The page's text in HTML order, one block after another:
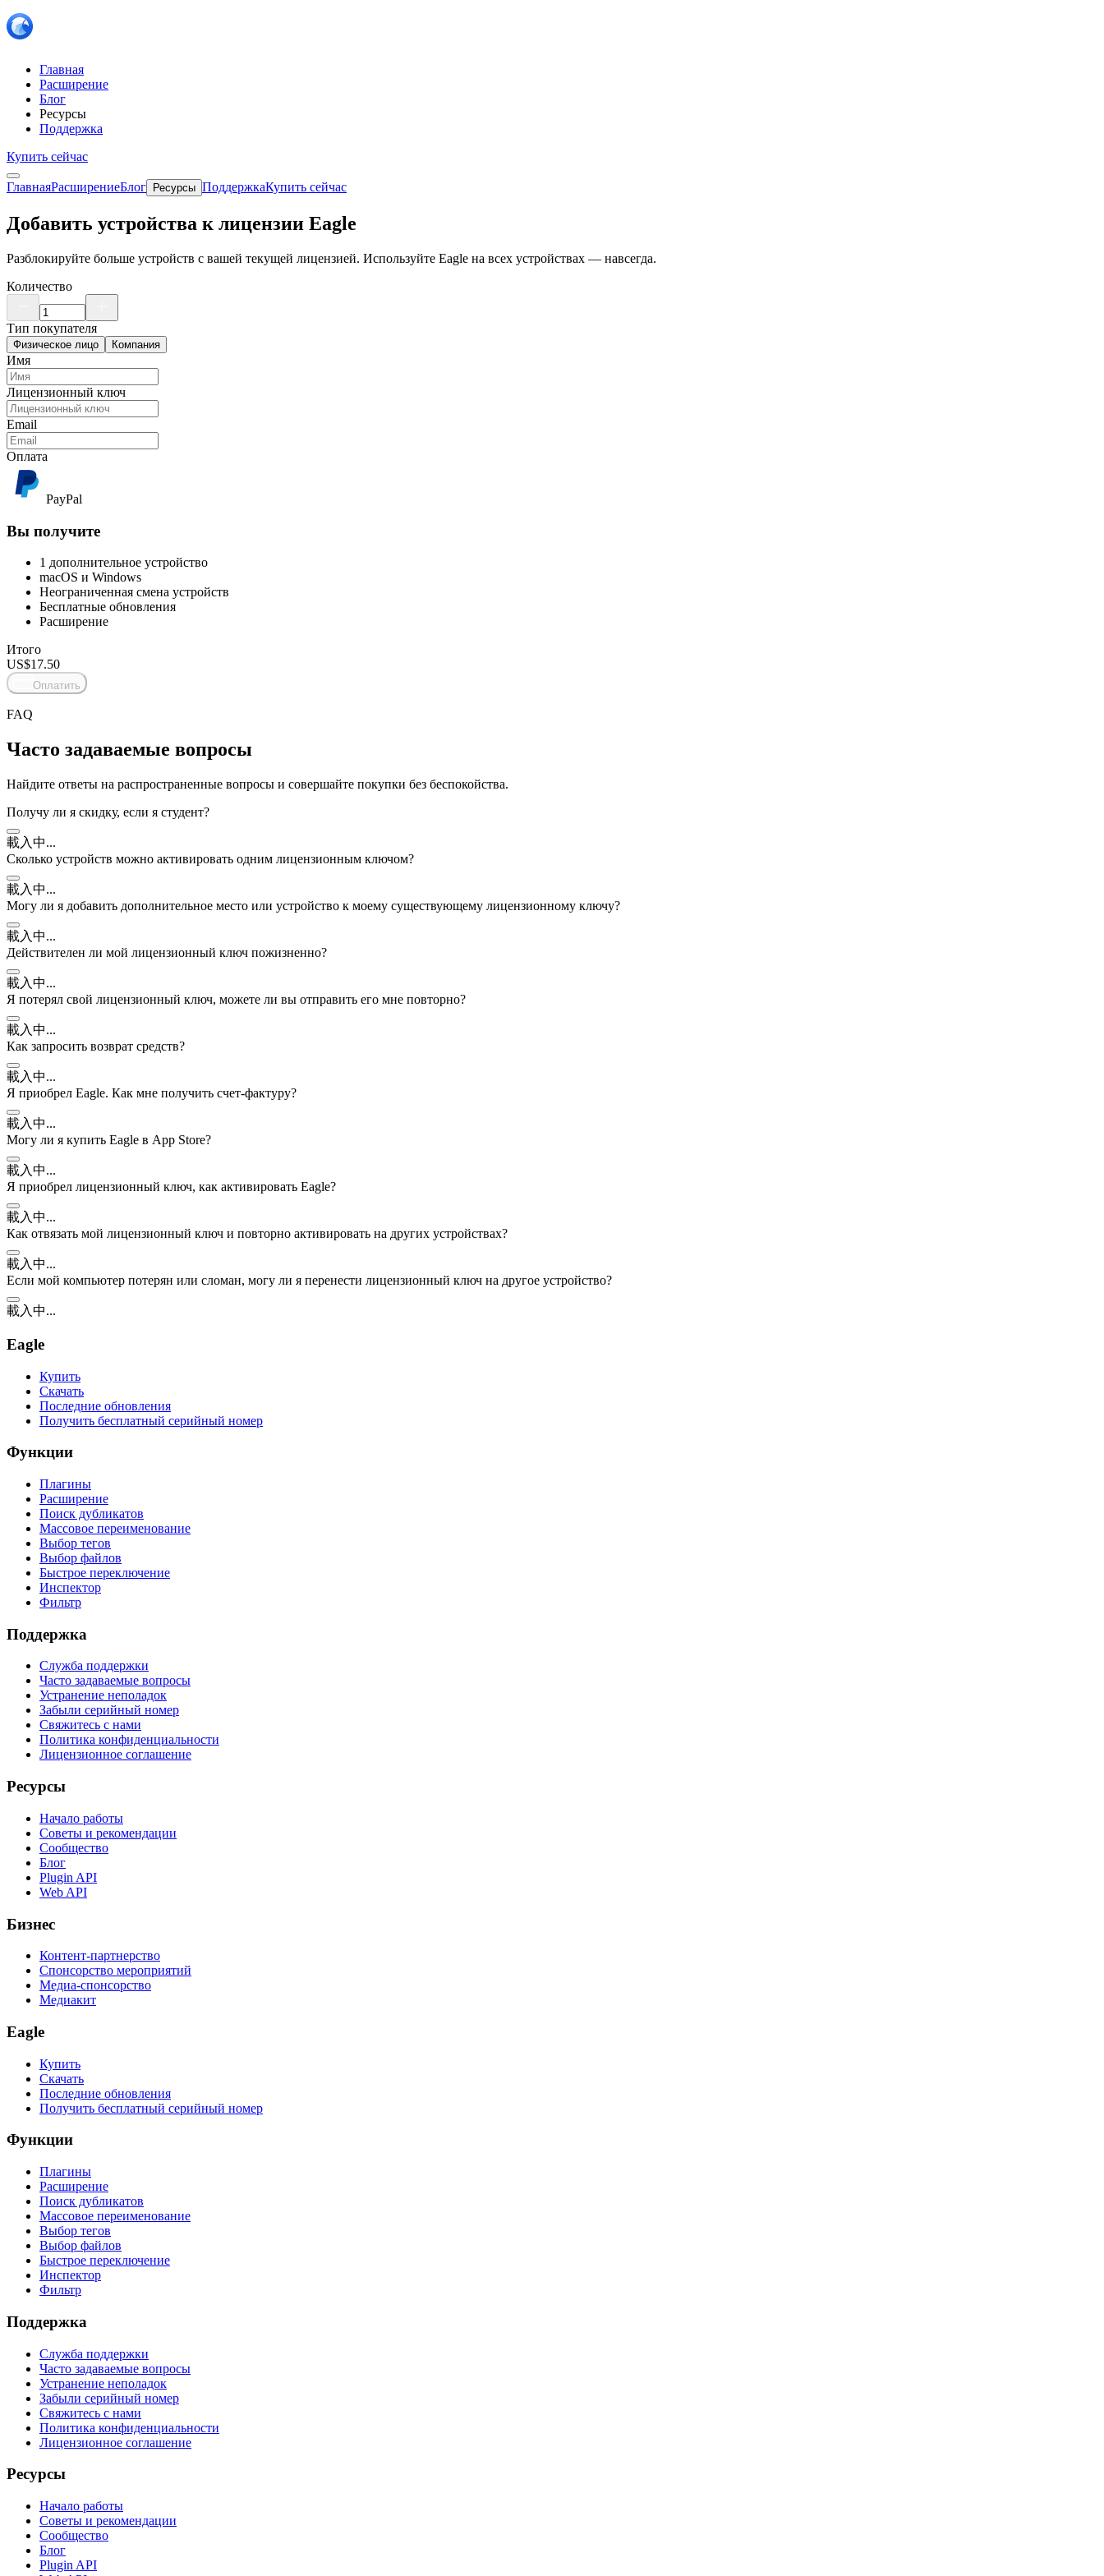
Главная
Расширение
Блог
Ресурсы
Поддержка
Купить сейчас
ГлавнаяРасширениеБлог Ресурсы ПоддержкаКупить сейчас
Добавить устройства к лицензии Eagle
Разблокируйте больше устройств с вашей текущей лицензией. Используйте Eagle на всех устройствах — навсегда.
Количество
Тип покупателя
Физическое лицо Компания
Имя
Лицензионный ключ
Email
Оплата
PayPal
Вы получите
1 дополнительное устройство
macOS и Windows
Неограниченная смена устройств
Бесплатные обновления
Расширение
Итого
US$17.50
Оплатить
FAQ
Часто задаваемые вопросы
Найдите ответы на распространенные вопросы и совершайте покупки без беспокойства.
Получу ли я скидку, если я студент?
載入中...
Сколько устройств можно активировать одним лицензионным ключом?
載入中...
Могу ли я добавить дополнительное место или устройство к моему существующему лицензионному ключу?
載入中...
Действителен ли мой лицензионный ключ пожизненно?
載入中...
Я потерял свой лицензионный ключ, можете ли вы отправить его мне повторно?
載入中...
Как запросить возврат средств?
載入中...
Я приобрел Eagle. Как мне получить счет-фактуру?
載入中...
Могу ли я купить Eagle в App Store?
載入中...
Я приобрел лицензионный ключ, как активировать Eagle?
載入中...
Как отвязать мой лицензионный ключ и повторно активировать на других устройствах?
載入中...
Если мой компьютер потерян или сломан, могу ли я перенести лицензионный ключ на другое устройство?
載入中...
Eagle
Купить
Скачать
Последние обновления
Получить бесплатный серийный номер
Функции
Плагины
Расширение
Поиск дубликатов
Массовое переименование
Выбор тегов
Выбор файлов
Быстрое переключение
Инспектор
Фильтр
Поддержка
Служба поддержки
Часто задаваемые вопросы
Устранение неполадок
Забыли серийный номер
Свяжитесь с нами
Политика конфиденциальности
Лицензионное соглашение
Ресурсы
Начало работы
Советы и рекомендации
Сообщество
Блог
Plugin API
Web API
Бизнес
Контент-партнерство
Спонсорство мероприятий
Медиа-спонсорство
Медиакит
Eagle
Купить
Скачать
Последние обновления
Получить бесплатный серийный номер
Функции
Плагины
Расширение
Поиск дубликатов
Массовое переименование
Выбор тегов
Выбор файлов
Быстрое переключение
Инспектор
Фильтр
Поддержка
Служба поддержки
Часто задаваемые вопросы
Устранение неполадок
Забыли серийный номер
Свяжитесь с нами
Политика конфиденциальности
Лицензионное соглашение
Ресурсы
Начало работы
Советы и рекомендации
Сообщество
Блог
Plugin API